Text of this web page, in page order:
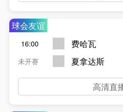
球会友谊
16:00
未开赛
费哈瓦
夏拿达斯
高清直